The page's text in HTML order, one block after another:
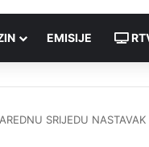
EMISIJE
SRIJEDU